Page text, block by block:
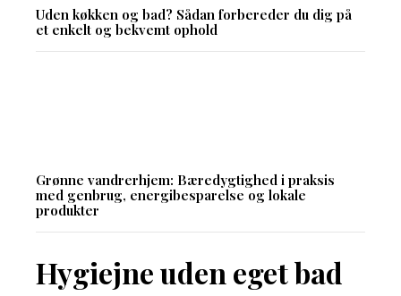
Uden køkken og bad? Sådan forbereder du dig på
et enkelt og bekvemt ophold
Grønne vandrerhjem: Bæredygtighed i praksis
med genbrug, energibesparelse og lokale
produkter
Hygiejne uden eget bad